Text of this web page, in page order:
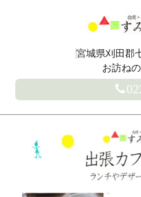
宮城県刈田郡
お訪ね